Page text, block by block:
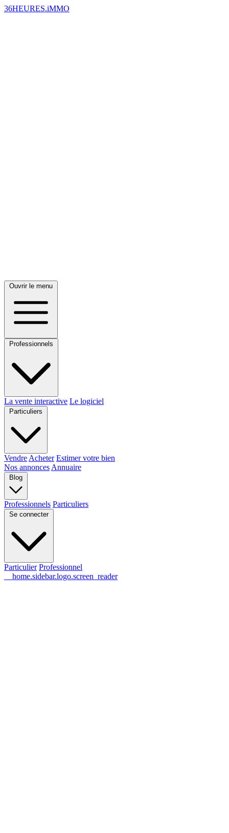
36HEURES.iMMO
Ouvrir le menu
Professionnels
La vente interactive Le logiciel
Particuliers
Vendre Acheter Estimer votre bien
Nos annonces Annuaire
Blog
Professionnels Particuliers
Se connecter
Particulier Professionnel
__home.sidebar.logo.screen_reader